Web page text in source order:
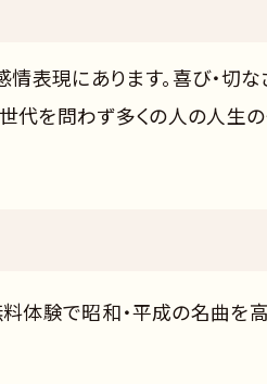
表現にあります。喜び・切な
代を問わず多くの人の人生
体験で昭和・平成の名曲を